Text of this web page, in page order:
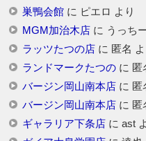
巣鴨会館に ピエロ より
MGM加治木店に うっち
ラッツたつの店に 匿名
ランドマークたつのに 匿
バージン岡山南本店に 匿
バージン岡山南本店に 匿
ギャラリア下条店に ast